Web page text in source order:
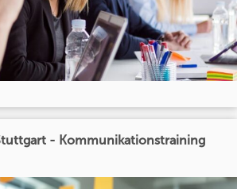
- Kommunikationstraining